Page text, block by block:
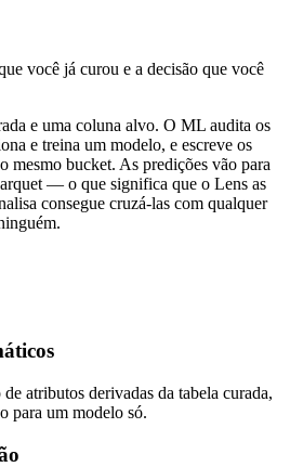
você já curou e a decisão que você
e uma coluna alvo. O ML audita os
e treina um modelo, e escreve os
mesmo bucket. As predições vão para
— o que significa que o Lens as
consegue cruzá-las com qualquer
atributos derivadas da tabela curada,
para um modelo só.